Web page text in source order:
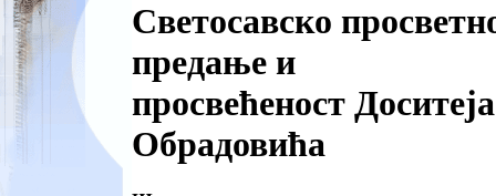
Светосавско
предање и
просвећеност Доситеја
Обрадовића